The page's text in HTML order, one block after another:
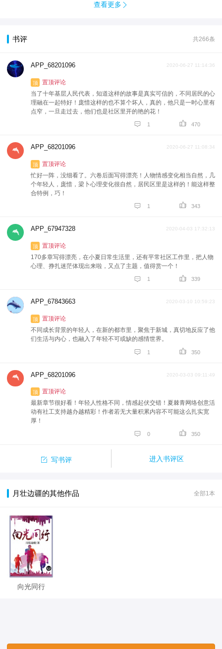
查看更多 
书评 共266条
APP_68201096 2020-06-27 11:14:36
顶
置顶评论
当了十年基层人民代表，知道这样的故事是真实可信的，不同居民的心
理融在一起特好！庞惜这样的也不算个坏人，真的，他只是一时心里有
点窄，一旦走过去，他们也是社区里开的艳的花！
 1  470
APP_68201096 2020-06-27 11:08:34
顶
置顶评论
忙好一阵，没细看了。六卷后面写得漂亮！人物情感变化相当自然，几
个年轻人，庞惜，梁卜心理变化很自然，居民区里是这样的！能这样整
合特例，巧！
 1  343
APP_67947328 2020-04-03 17:32:13
顶
置顶评论
170多章写得漂亮，在小夏日常生活里，还有平常社区工作里，把人物
心理、挣扎迷茫体现出来啦，又点了主题，值得赏一个！
 1  339
APP_67843663 2020-03-10 10:59:23
顶
置顶评论
不同成长背景的年轻人，在新的都市里，聚焦于新城，真切地反应了他
们生活与内心，也融入了年轻不可或缺的感情世界。
 1  350
APP_68201096 2020-03-03 09:11:49
顶
置顶评论
最新章节很好看！年轻人性格不同，情感起伏交错！夏棘青网络创意活
动有社工支持越办越精彩！作者若无大量积累内容不可能这么扎实宽
厚！
 0  350
 写书评 进入书评区
月壮边疆的其他作品 全部1本
向光同行